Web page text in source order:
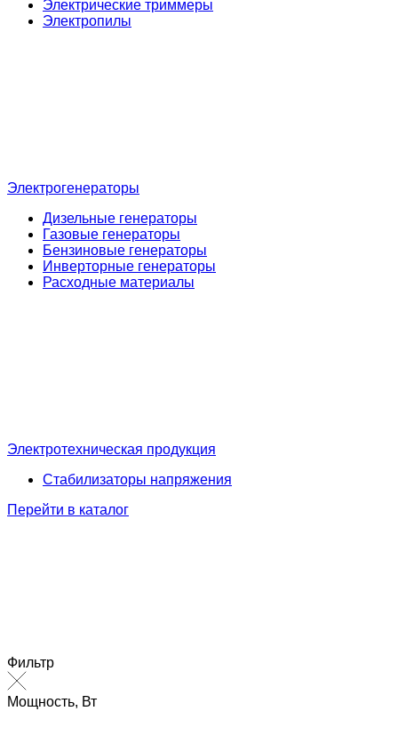
Электрические триммеры
Электропилы
Электрогенераторы
Дизельные генераторы
Газовые генераторы
Бензиновые генераторы
Инверторные генераторы
Расходные материалы
Электротехническая продукция
Стабилизаторы напряжения
Перейти в каталог
Фильтр
Мощность, Вт